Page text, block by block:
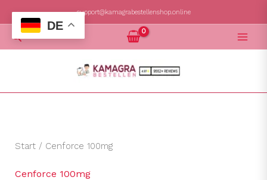
Inhalt
springen
support@kamagrabestellenshop.online
Suchen
Start/ Cenforce 100mg
Cenforce 100mg
DE